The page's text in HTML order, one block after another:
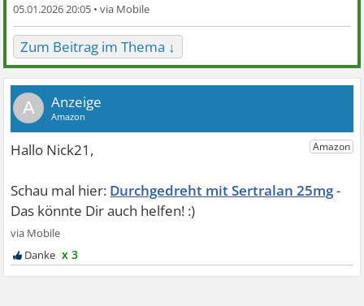
05.01.2026 20:05 •
Zum Beitrag im Thema ↓
A
Durchgedreht mit Sertralan 25mg
x 3